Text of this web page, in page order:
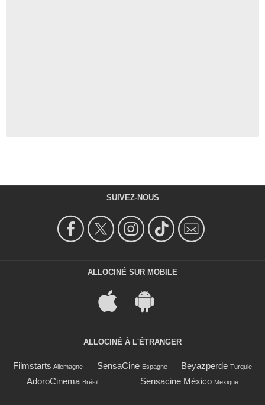
SUIVEZ-NOUS
ALLOCINÉ SUR MOBILE
ALLOCINÉ À L'ÉTRANGER
Filmstarts Allemagne SensaCine Espagne Beyazperde Turquie
AdoroCinema Brésil Sensacine México Mexique